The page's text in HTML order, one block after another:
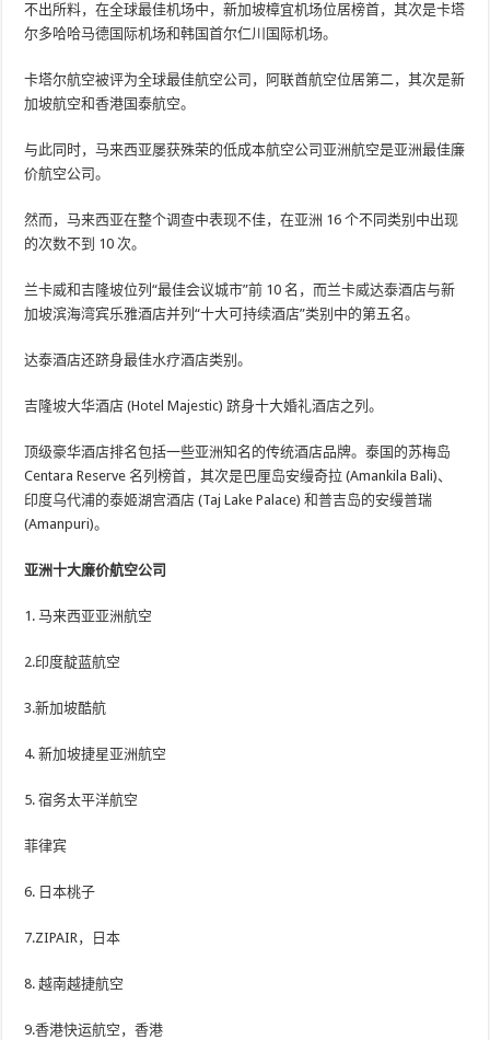
不出所料，在全球最佳机场中，新加坡樟宜机场位居榜首，其次是卡塔
尔多哈哈马德国际机场和韩国首尔仁川国际机场。
卡塔尔航空被评为全球最佳航空公司，阿联酋航空位居第二，其次是新
加坡航空和香港国泰航空。
与此同时，马来西亚屡获殊荣的低成本航空公司亚洲航空是亚洲最佳廉
价航空公司。
然而，马来西亚在整个调查中表现不佳，在亚洲 16 个不同类别中出现
的次数不到 10 次。
兰卡威和吉隆坡位列“最佳会议城市”前 10 名，而兰卡威达泰酒店与新
加坡滨海湾宾乐雅酒店并列“十大可持续酒店”类别中的第五名。
达泰酒店还跻身最佳水疗酒店类别。
吉隆坡大华酒店 (Hotel Majestic) 跻身十大婚礼酒店之列。
顶级豪华酒店排名包括一些亚洲知名的传统酒店品牌。泰国的苏梅岛
Centara Reserve 名列榜首，其次是巴厘岛安缦奇拉 (Amankila Bali)、
印度乌代浦的泰姬湖宫酒店 (Taj Lake Palace) 和普吉岛的安缦普瑞
(Amanpuri)。
亚洲十大廉价航空公司
1. 马来西亚亚洲航空
2.印度靛蓝航空
3.新加坡酷航
4. 新加坡捷星亚洲航空
5. 宿务太平洋航空
菲律宾
6. 日本桃子
7.ZIPAIR，日本
8. 越南越捷航空
9.香港快运航空，香港